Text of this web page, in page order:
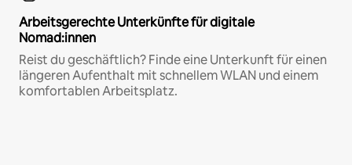
Arbeitsgerechte Unterkünfte für digitale
Nomad:innen
Reist du geschäftlich? Finde eine Unterkunft für einen
längeren Aufenthalt mit schnellem WLAN und einem
komfortablen Arbeitsplatz.